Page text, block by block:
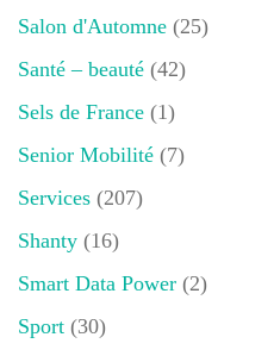
Salon d'Automne (25)
Santé – beauté (42)
Sels de France (1)
Senior Mobilité (7)
Services (207)
Shanty (16)
Smart Data Power (2)
Sport (30)